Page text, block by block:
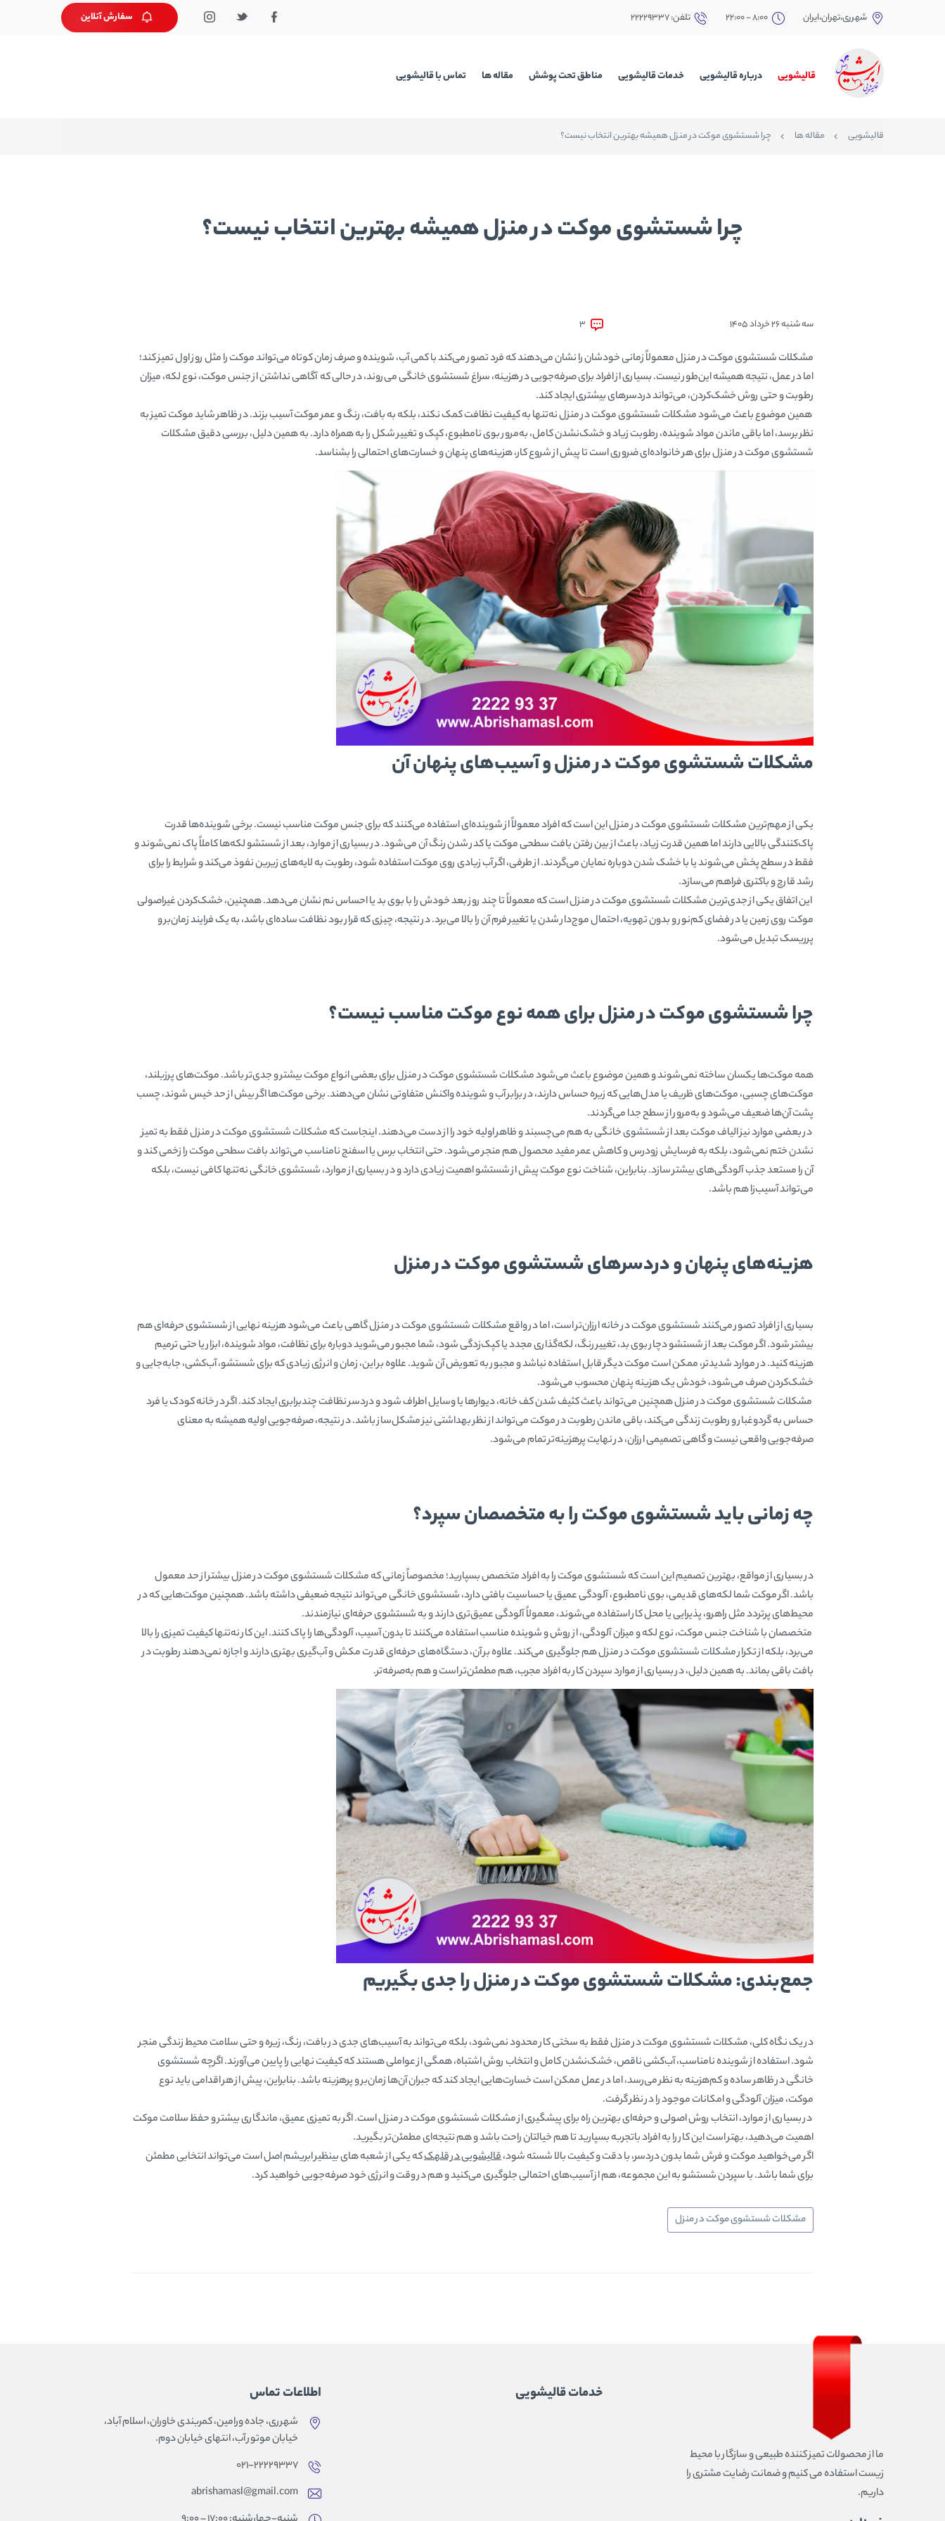
شهرری،تهران،ایران 8:00 - 22:00 تلفن: ۲۲۲۲۹۳۳۷ سفارش آنلاین
قالیشویی درباره قالیشویی خدمات قالیشویی مناطق تحت پوشش مقاله ها تماس با قالیشویی
قالیشویی مقاله ها چرا شستشوی موکت در منزل همیشه بهترین انتخاب نیست؟
چرا شستشوی موکت در منزل همیشه بهترین انتخاب نیست؟
سه شنبه 26 خرداد 1405 3
مشکلات شستشوی موکت در منزل معمولاً زمانی خودشان را نشان می‌دهند که فرد تصور می‌کند با کمی آب، شوینده و صرف زمان کوتاه می‌تواند موکت را مثل روز اول تمیز کند؛
اما در عمل، نتیجه همیشه این‌طور نیست. بسیاری از افراد برای صرفه‌جویی در هزینه، سراغ شستشوی خانگی می‌روند، در حالی که آگاهی نداشتن از جنس موکت، نوع لکه، میزان
رطوبت و حتی روش خشک‌کردن، می‌تواند دردسرهای بیشتری ایجاد کند.
همین موضوع باعث می‌شود مشکلات شستشوی موکت در منزل نه‌تنها به کیفیت نظافت کمک نکند، بلکه به بافت، رنگ و عمر موکت آسیب بزند. در ظاهر شاید موکت تمیز به
نظر برسد، اما باقی ماندن مواد شوینده، رطوبت زیاد و خشک‌نشدن کامل، به‌مرور بوی نامطبوع، کپک و تغییر شکل را به همراه دارد. به همین دلیل، بررسی دقیق مشکلات
شستشوی موکت در منزل برای هر خانواده‌ای ضروری است تا پیش از شروع کار، هزینه‌های پنهان و خسارت‌های احتمالی را بشناسد.
مشکلات شستشوی موکت در منزل و آسیب‌های پنهان آن
یکی از مهم‌ترین مشکلات شستشوی موکت در منزل این است که افراد معمولاً از شوینده‌ای استفاده می‌کنند که برای جنس موکت مناسب نیست. برخی شوینده‌ها قدرت
پاک‌کنندگی بالایی دارند اما همین قدرت زیاد، باعث از بین رفتن بافت سطحی موکت یا کدر شدن رنگ آن می‌شود. در بسیاری از موارد، بعد از شستشو لکه‌ها کاملاً پاک نمی‌شوند و
فقط در سطح پخش می‌شوند یا با خشک شدن دوباره نمایان می‌گردند. از طرفی، اگر آب زیادی روی موکت استفاده شود، رطوبت به لایه‌های زیرین نفوذ می‌کند و شرایط را برای
رشد قارچ و باکتری فراهم می‌سازد.
این اتفاق یکی از جدی‌ترین مشکلات شستشوی موکت در منزل است که معمولاً تا چند روز بعد خودش را با بوی بد یا احساس نم نشان می‌دهد. همچنین، خشک‌کردن غیراصولی
موکت روی زمین یا در فضای کم‌نور و بدون تهویه، احتمال موج‌دار شدن یا تغییر فرم آن را بالا می‌برد. در نتیجه، چیزی که قرار بود نظافت ساده‌ای باشد، به یک فرایند زمان‌بر و
پرریسک تبدیل می‌شود.
چرا شستشوی موکت در منزل برای همه نوع موکت مناسب نیست؟
همه موکت‌ها یکسان ساخته نمی‌شوند و همین موضوع باعث می‌شود مشکلات شستشوی موکت در منزل برای بعضی انواع موکت بیشتر و جدی‌تر باشد. موکت‌های پرزبلند،
موکت‌های چسبی، موکت‌های ظریف یا مدل‌هایی که زیره حساس دارند، در برابر آب و شوینده واکنش متفاوتی نشان می‌دهند. برخی موکت‌ها اگر بیش از حد خیس شوند، چسب
پشت آن‌ها ضعیف می‌شود و به‌مرور از سطح جدا می‌گردند.
در بعضی موارد نیز الیاف موکت بعد از شستشوی خانگی به هم می‌چسبند و ظاهر اولیه خود را از دست می‌دهند. اینجاست که مشکلات شستشوی موکت در منزل فقط به تمیز
نشدن ختم نمی‌شود، بلکه به فرسایش زودرس و کاهش عمر مفید محصول هم منجر می‌شود. حتی انتخاب برس یا اسفنج نامناسب می‌تواند بافت سطحی موکت را زخمی کند و
آن را مستعد جذب آلودگی‌های بیشتر سازد. بنابراین، شناخت نوع موکت پیش از شستشو اهمیت زیادی دارد و در بسیاری از موارد، شستشوی خانگی نه‌تنها کافی نیست، بلکه
می‌تواند آسیب‌زا هم باشد.
هزینه‌های پنهان و دردسرهای شستشوی موکت در منزل
بسیاری از افراد تصور می‌کنند شستشوی موکت در خانه ارزان‌تر است، اما در واقع مشکلات شستشوی موکت در منزل گاهی باعث می‌شود هزینه نهایی از شستشوی حرفه‌ای هم
بیشتر شود. اگر موکت بعد از شستشو دچار بوی بد، تغییر رنگ، لکه‌گذاری مجدد یا کپک‌زدگی شود، شما مجبور می‌شوید دوباره برای نظافت، مواد شوینده، ابزار یا حتی ترمیم
هزینه کنید. در موارد شدیدتر، ممکن است موکت دیگر قابل استفاده نباشد و مجبور به تعویض آن شوید. علاوه بر این، زمان و انرژی زیادی که برای شستشو، آب‌کشی، جابه‌جایی و
خشک‌کردن صرف می‌شود، خودش یک هزینه پنهان محسوب می‌شود.
مشکلات شستشوی موکت در منزل همچنین می‌تواند باعث کثیف شدن کف خانه، دیوارها یا وسایل اطراف شود و دردسر نظافت چندبرابری ایجاد کند. اگر در خانه کودک یا فرد
حساس به گردوغبار و رطوبت زندگی می‌کند، باقی ماندن رطوبت در موکت می‌تواند از نظر بهداشتی نیز مشکل‌ساز باشد. در نتیجه، صرفه‌جویی اولیه همیشه به معنای
صرفه‌جویی واقعی نیست و گاهی تصمیمی ارزان، در نهایت پرهزینه‌تر تمام می‌شود.
چه زمانی باید شستشوی موکت را به متخصصان سپرد؟
در بسیاری از مواقع، بهترین تصمیم این است که شستشوی موکت را به افراد متخصص بسپارید؛ مخصوصاً زمانی که مشکلات شستشوی موکت در منزل بیشتر از حد معمول
باشد. اگر موکت شما لکه‌های قدیمی، بوی نامطبوع، آلودگی عمیق یا حساسیت بافتی دارد، شستشوی خانگی می‌تواند نتیجه ضعیفی داشته باشد. همچنین موکت‌هایی که در
محیط‌های پرتردد مثل راهرو، پذیرایی یا محل کار استفاده می‌شوند، معمولاً آلودگی عمیق‌تری دارند و به شستشوی حرفه‌ای نیازمندند.
متخصصان با شناخت جنس موکت، نوع لکه و میزان آلودگی، از روش و شوینده مناسب استفاده می‌کنند تا بدون آسیب، آلودگی‌ها را پاک کنند. این کار نه‌تنها کیفیت تمیزی را بالا
می‌برد، بلکه از تکرار مشکلات شستشوی موکت در منزل هم جلوگیری می‌کند. علاوه بر آن، دستگاه‌های حرفه‌ای قدرت مکش و آب‌گیری بهتری دارند و اجازه نمی‌دهند رطوبت در
بافت باقی بماند. به همین دلیل، در بسیاری از موارد سپردن کار به افراد مجرب، هم مطمئن‌تر است و هم به‌صرفه‌تر.
جمع‌بندی: مشکلات شستشوی موکت در منزل را جدی بگیریم
در یک نگاه کلی، مشکلات شستشوی موکت در منزل فقط به سختی کار محدود نمی‌شود، بلکه می‌تواند به آسیب‌های جدی در بافت، رنگ، زیره و حتی سلامت محیط زندگی منجر
شود. استفاده از شوینده نامناسب، آب‌کشی ناقص، خشک‌نشدن کامل و انتخاب روش اشتباه، همگی از عواملی هستند که کیفیت نهایی را پایین می‌آورند. اگرچه شستشوی
خانگی در ظاهر ساده و کم‌هزینه به نظر می‌رسد، اما در عمل ممکن است خسارت‌هایی ایجاد کند که جبران آن‌ها زمان‌بر و پرهزینه باشد. بنابراین، پیش از هر اقدامی باید نوع
موکت، میزان آلودگی و امکانات موجود را در نظر گرفت.
در بسیاری از موارد، انتخاب روش اصولی و حرفه‌ای بهترین راه برای پیشگیری از مشکلات شستشوی موکت در منزل است. اگر به تمیزی عمیق، ماندگاری بیشتر و حفظ سلامت موکت
اهمیت می‌دهید، بهتر است این کار را به افراد باتجربه بسپارید تا هم خیالتان راحت باشد و هم نتیجه‌ای مطمئن‌تر بگیرید.
اگر می‌خواهید موکت و فرش شما بدون دردسر، با دقت و کیفیت بالا شسته شود،قالیشویی در قلهککه یکی از شعبه های بینظیر ابریشم اصل است می‌تواند انتخابی مطمئن
برای شما باشد. با سپردن شستشو به این مجموعه، هم از آسیب‌های احتمالی جلوگیری می‌کنید و هم در وقت و انرژی خود صرفه‌جویی خواهید کرد.
مشکلات شستشوی موکت در منزل
ما از محصولات تمیز کننده طبیعی و سازگار با محیط
زیست استفاده می کنیم و ضمانت رضایت مشتری را
داریم.
خدمات قالیشویی اطلاعات تماس
شهرری، جاده ورامین، کمربندی خاوران، اسلام آباد،
خیابان موتور آب، انتهای خیابان دوم.
۰۲۱-۲۲۲۲۹۳۳۷
abrishamasl@gmail.com